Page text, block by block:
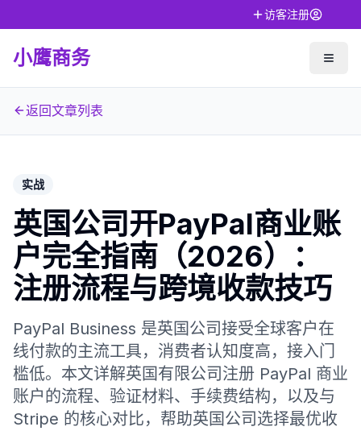
访客注册
小鹰商务
返回文章列表
实战
英国公司开PayPal商业账
户完全指南（2026）：
注册流程与跨境收款技巧
PayPal Business 是英国公司接受全球客户在
线付款的主流工具，消费者认知度高，接入门
槛低。本文详解英国有限公司注册 PayPal 商业
账户的流程、验证材料、手续费结构，以及与
Stripe 的核心对比，帮助英国公司选择最优收